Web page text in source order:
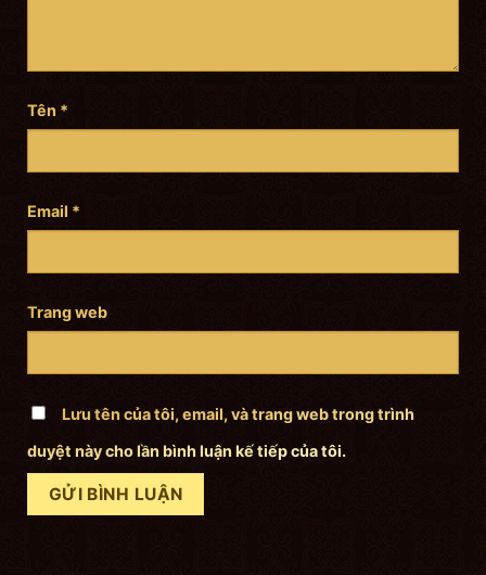
Tên *
Email *
Trang web
Lưu tên của tôi, email, và trang web trong trình
duyệt này cho lần bình luận kế tiếp của tôi.